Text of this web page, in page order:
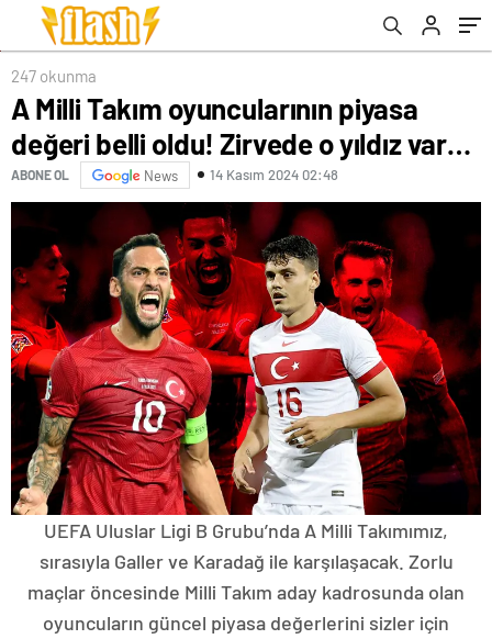
247 okunma
A Milli Takım oyuncularının piyasa
değeri belli oldu! Zirvede o yıldız var…
ABONE OL News 14 Kasım 2024 02:48
UEFA Uluslar Ligi B Grubu’nda A Milli Takımımız,
sırasıyla Galler ve Karadağ ile karşılaşacak. Zorlu
maçlar öncesinde Milli Takım aday kadrosunda olan
oyuncuların güncel piyasa değerlerini sizler için
o yıldızla görüşme yapacak…